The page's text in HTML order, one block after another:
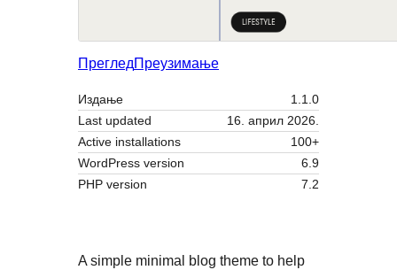
ПрегледПреузимање
Издање
1.1.0
Last updated
16. април 2026.
Active installations
100+
WordPress version
6.9
PHP version
7.2
A simple minimal blog theme to help